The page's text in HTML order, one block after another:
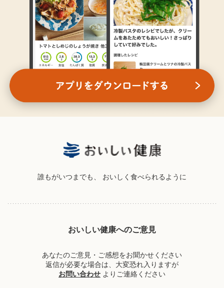
誰もがいつまでも、 おいしく食べられるように
おいしい健康へのご意見
あなたのご意見・ご感想をお聞かせください
返信が必要な場合は、大変恐れ入りますが
お問い合わせ よりご連絡ください